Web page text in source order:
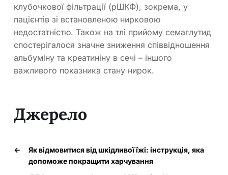
клубочкової фільтрації (рШКФ), зокрема, у
пацієнтів зі встановленою нирковою
недостатністю. Також на тлі прийому семаглутид
спостерігалося значне зниження співвідношення
альбуміну та креатиніну в сечі – іншого
важливого показника стану нирок.
Джерело
←
Як відмовитися від шкідливої їжі: інструкція, яка
допоможе покращити харчування